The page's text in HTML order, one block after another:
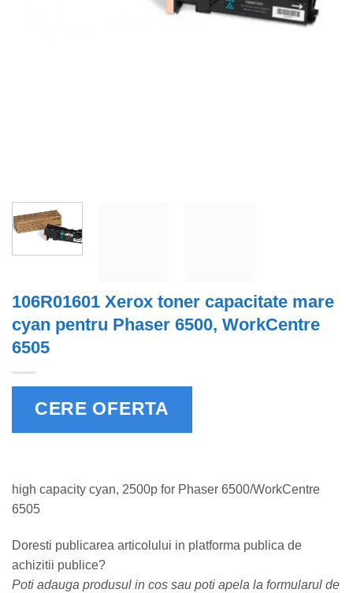
106R01601 Xerox toner capacitate mare
cyan pentru Phaser 6500, WorkCentre
6505
CERE OFERTA
high capacity cyan, 2500p for Phaser 6500/WorkCentre
6505
Doresti publicarea articolului in platforma publica de
achizitii publice?
Poti adauga produsul in cos sau poti apela la formularul de